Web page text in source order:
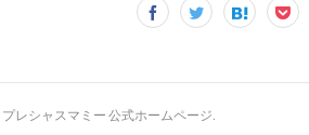
レシャスマミー 公式ホームページ.